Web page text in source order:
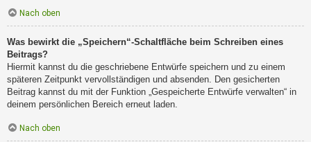
Nach oben
Was bewirkt die „Speichern“-Schaltfläche beim Schreiben eines
Beitrags?
Hiermit kannst du die geschriebene Entwürfe speichern und zu einem
späteren Zeitpunkt vervollständigen und absenden. Den gesicherten
Beitrag kannst du mit der Funktion „Gespeicherte Entwürfe verwalten“ in
deinem persönlichen Bereich erneut laden.
Nach oben